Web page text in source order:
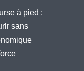
à pied :
sans